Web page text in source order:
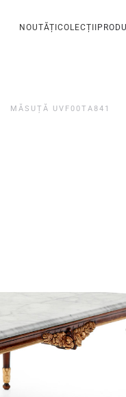
NOUTĂȚICOLECȚII
MĂSUȚĂ UVF00TA841